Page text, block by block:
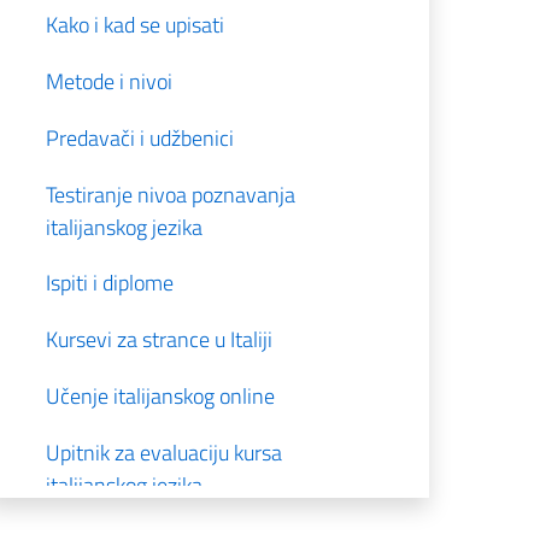
Kako i kad se upisati
Metode i nivoi
Predavači i udžbenici
Testiranje nivoa poznavanja
italijanskog jezika
Ispiti i diplome
Kursevi za strance u Italiji
Učenje italijanskog online
Upitnik za evaluaciju kursa
italijanskog jezika